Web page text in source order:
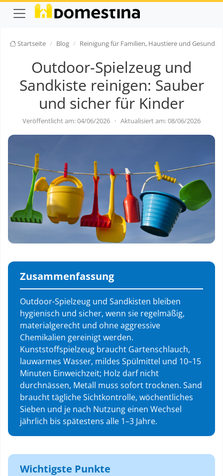
Startseite Blog Reinigung für Familien, Haustiere und
Outdoor-Spielzeug und
Sandkiste reinigen: Sauber
und sicher für Kinder
Veröffentlicht am: 04/06/2026 · Aktualisiert am: 08/06/2026
Zusammenfassung
Outdoor-Spielzeug und Sandkisten bleiben
hygienisch und sicher, wenn sie regelmäßig,
materialgerecht und ohne aggressive
Chemikalien gereinigt werden.
Kunststoffspielzeug braucht Gartenschlauch,
lauwarmes Wasser, mildes Spülmittel und 10–15
Minuten Einweichzeit; Holz darf nicht
durchnässen, Metall muss sofort trocknen. Sand
braucht tägliche Sichtkontrolle, wöchentliches
Sieben und je nach Nutzung einen Wechsel
jährlich bis spätestens alle 1–3 Jahre.
Wichtigste Punkte